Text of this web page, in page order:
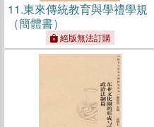
11.東來傳統教育與學禮學規
（簡體書）
絕版無法訂購